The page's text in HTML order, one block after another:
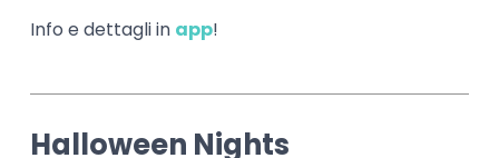
Info e dettagli in app!
Halloween Nights